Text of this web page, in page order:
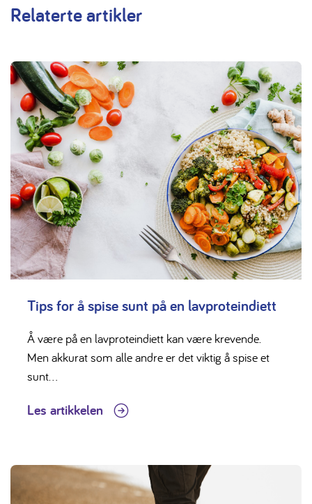
Relaterte artikler
Tips for å spise sunt på en lavproteindiett
Å være på en lavproteindiett kan være krevende.
Men akkurat som alle andre er det viktig å spise et
sunt...
Les artikkelen